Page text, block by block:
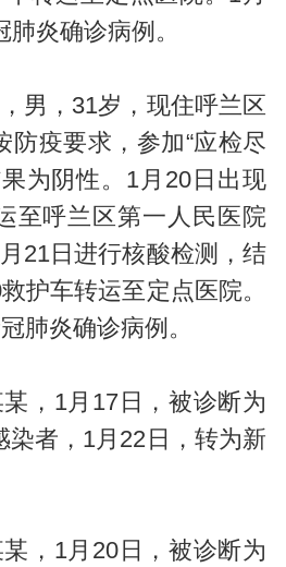
炎确诊病例。
男，31岁，现住呼兰区
防疫要求，参加“应检尽
为阴性。1月20日出现
至呼兰区第一人民医院
21日进行核酸检测，结
护车转运至定点医院。
肺炎确诊病例。
，1月17日，被诊断为
染者，1月22日，转为新
，1月20日，被诊断为